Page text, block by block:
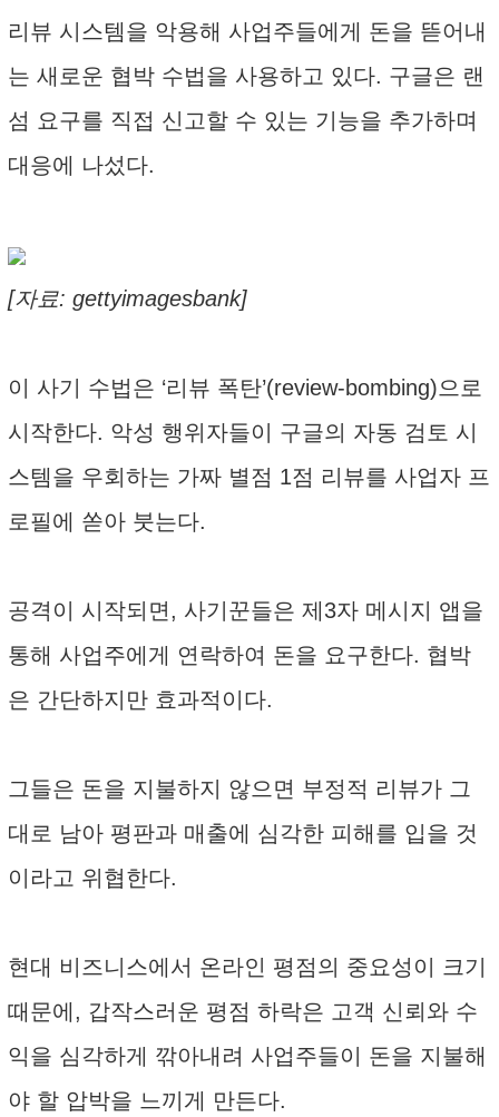
리뷰 시스템을 악용해 사업주들에게 돈을 뜯어내
는 새로운 협박 수법을 사용하고 있다. 구글은 랜
섬 요구를 직접 신고할 수 있는 기능을 추가하며
대응에 나섰다.
[자료: gettyimagesbank]
이 사기 수법은 ‘리뷰 폭탄’(review-bombing)으로
시작한다. 악성 행위자들이 구글의 자동 검토 시
스템을 우회하는 가짜 별점 1점 리뷰를 사업자 프
로필에 쏟아 붓는다.
공격이 시작되면, 사기꾼들은 제3자 메시지 앱을
통해 사업주에게 연락하여 돈을 요구한다. 협박
은 간단하지만 효과적이다.
그들은 돈을 지불하지 않으면 부정적 리뷰가 그
대로 남아 평판과 매출에 심각한 피해를 입을 것
이라고 위협한다.
현대 비즈니스에서 온라인 평점의 중요성이 크기
때문에, 갑작스러운 평점 하락은 고객 신뢰와 수
익을 심각하게 깎아내려 사업주들이 돈을 지불해
야 할 압박을 느끼게 만든다.